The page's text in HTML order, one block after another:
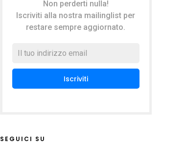
Non perderti nulla!
Iscriviti alla nostra mailinglist per
restare sempre aggiornato.
SEGUICI SU